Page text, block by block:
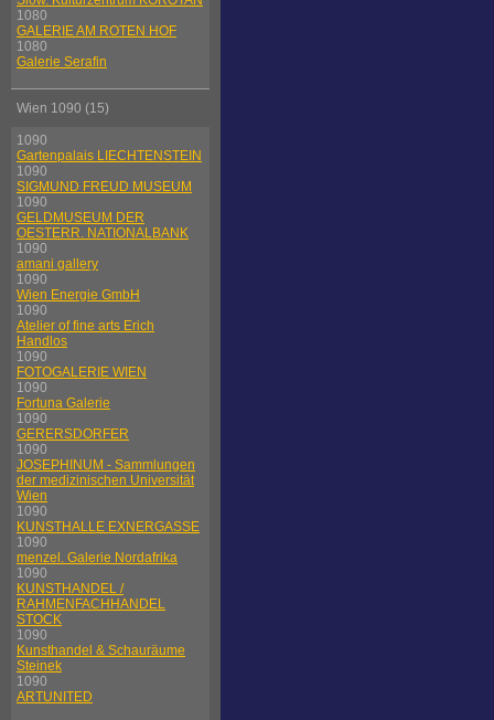
1080
GALERIE AM ROTEN HOF
1080
Galerie Serafin
Wien 1090 (15)
1090
Gartenpalais LIECHTENSTEIN
1090
SIGMUND FREUD MUSEUM
1090
GELDMUSEUM DER
OESTERR. NATIONALBANK
1090
amani gallery
1090
Wien Energie GmbH
1090
Atelier of fine arts Erich
Handlos
1090
FOTOGALERIE WIEN
1090
Fortuna Galerie
1090
GERERSDORFER
1090
JOSEPHINUM - Sammlungen
der medizinischen Universität
Wien
1090
KUNSTHALLE EXNERGASSE
1090
menzel. Galerie Nordafrika
1090
KUNSTHANDEL /
RAHMENFACHHANDEL
STOCK
1090
Kunsthandel & Schauräume
Steinek
1090
ARTUNITED